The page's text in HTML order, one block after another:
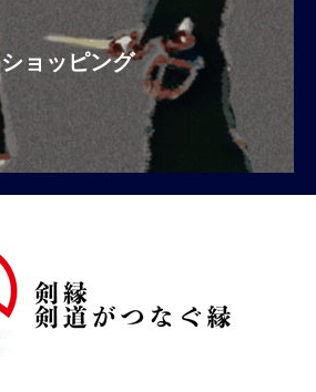
ショッピング